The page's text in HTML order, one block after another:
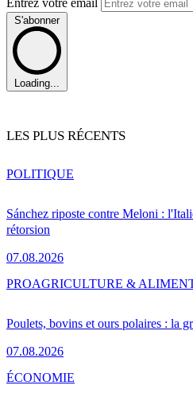
S'abonner
Loading...
LES PLUS RÉCENTS
Sánchez riposte contre Meloni :
rétorsion
07.08.2026
POLITIQUE
Poulets, bovins et ours polaires : la
07.08.2026
PROAGRICULTURE &
ÉCONOMIE